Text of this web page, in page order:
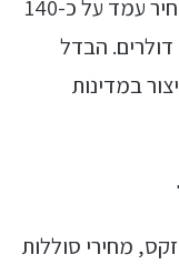
לקוט"ש לסוללת ליתיום. בארה"ב המחיר עמד על כ-140
דולר לקוט"ש, ובאירופה הגיע לכ-151 דולרים. הבדל
במדינות
מחירי סוללות